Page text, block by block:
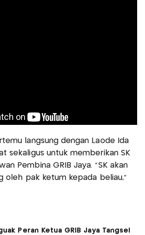
langsung dengan Laode Ida
sekaligus untuk memberikan SK
Pembina GRIB Jaya. “SK akan
oleh pak ketum kepada beliau,”
Peran Ketua GRIB Jaya Tangsel